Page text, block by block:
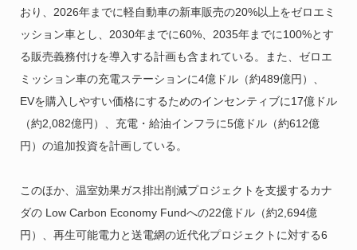
おり、2026年までに軽自動車の新車販売の20%以上をゼロエミ
ッション車とし、2030年までに60%、2035年までに100%とす
る販売義務付けを導入する計画も含まれている。また、ゼロエ
ミッション車の充電ステーションに4億ドル（約489億円）、
EVを購入しやすい価格にするためのインセンティブに17億ドル
（約2,082億円）、充電・給油インフラに5億ドル（約612億
円）の追加投資を計画している。
このほか、温室効果ガス排出削減プロジェクトを支援するカナ
ダの Low Carbon Economy Fundへの22億ドル（約2,694億
円）、再生可能電力と送電網の近代化プロジェクトに対する6